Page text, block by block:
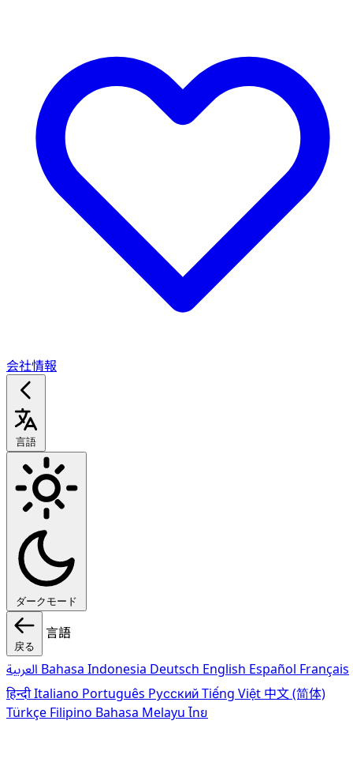
会社情報
言語
ダークモード
戻る
言語
Bahasa Indonesia Deutsch English Español Français
हिन्दीItaliano Português PусскийTiếng Việt 中文 (简体)
Türkçe Filipino Bahasa Melayu ไทย